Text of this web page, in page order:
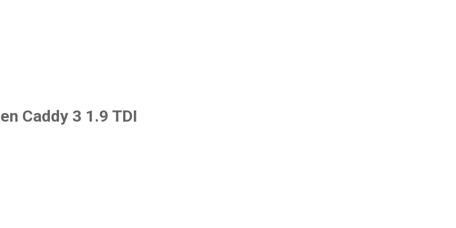
Caddy 3 1.9 TDI